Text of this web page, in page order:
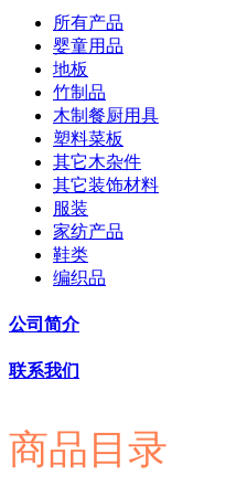
所有产品
婴童用品
地板
竹制品
木制餐厨用具
塑料菜板
其它木杂件
其它装饰材料
服装
家纺产品
鞋类
编织品
公司简介
联系我们
商品目录